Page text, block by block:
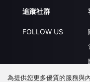
追蹤社群
FOLLOW US
為提供您更多優質的服務與